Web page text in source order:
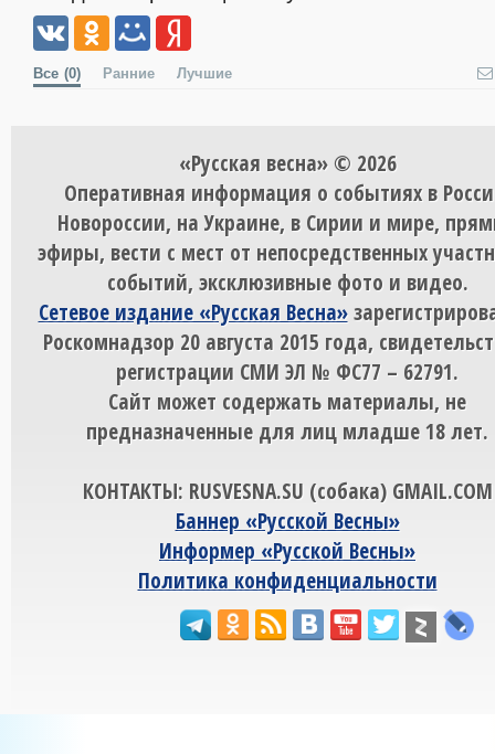
Все (0) Ранние Лучшие
«Русская весна» © 2026
Оперативная информация о событиях в
Новороссии, на Украине, в Сирии и мире,
эфиры, вести с мест от непосредственных
событий, эксклюзивные фото и видео.
Сетевое издание «Русская Весна»
Роскомнадзор 20 августа 2015 года,
регистрации СМИ ЭЛ № ФС77 – 62791.
Сайт может содержать материалы, не
предназначенные для лиц младше 18 лет.
КОНТАКТЫ: RUSVESNA.SU (собака) GMAIL.COM
Баннер «Русской Весны»
Информер «Русской Весны»
Политика конфиденциальности